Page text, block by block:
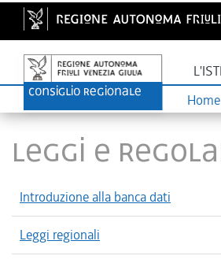
LEGGI E
Introduzione alla banca dati
Leggi regionali